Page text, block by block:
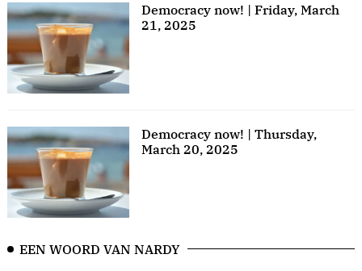
Democracy now! | Friday, March
21, 2025
Democracy now! | Thursday,
March 20, 2025
EEN WOORD VAN NARDY